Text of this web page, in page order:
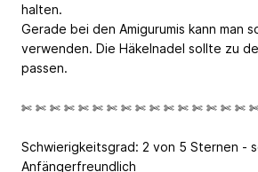
halten.
Gerade bei den Amigurumis kann man
verwenden. Die Häkelnadel sollte zu
passen.
✄ ✄ ✄ ✄ ✄ ✄ ✄ ✄ ✄ ✄ ✄ ✄ ✄ ✄ ✄ ✄
Schwierigkeitsgrad: 2 von 5 Sternen -
Anfängerfreundlich